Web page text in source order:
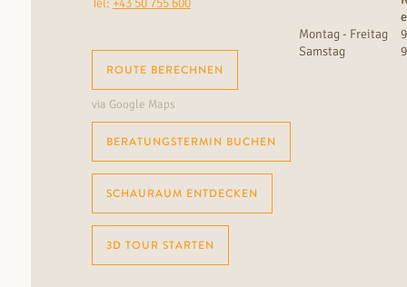
ROUTE BERECHNEN
via Google Maps
BERATUNGSTERMIN BUCHEN
SCHAURAUM ENTDECKEN
3D TOUR STARTEN
Montag - Freitag
Samstag